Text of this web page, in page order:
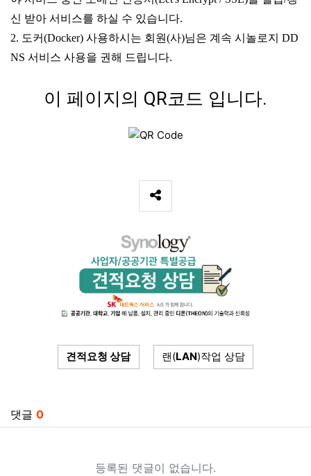
신 받아 서비스를 하실 수 있습니다.
2. 도커(Docker) 사용하시는 회원(사)님은 계속 시놀로지 DD
NS 서비스 사용을 권해 드립니다.
이 페이지의 QR코드 입니다.
SNS 공유
견적요청 상담 랜(LAN)작업 상담
댓글 0
등록된 댓글이 없습니다.